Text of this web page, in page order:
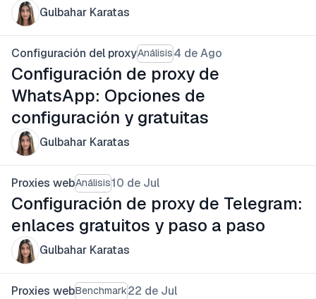
Gulbahar Karatas
Configuración del proxyAnálisis4 de Ago
Configuración de proxy de
WhatsApp: Opciones de
configuración y gratuitas
Gulbahar Karatas
Proxies webAnálisis10 de Jul
Configuración de proxy de Telegram:
enlaces gratuitos y paso a paso
Gulbahar Karatas
Proxies webBenchmark22 de Jul